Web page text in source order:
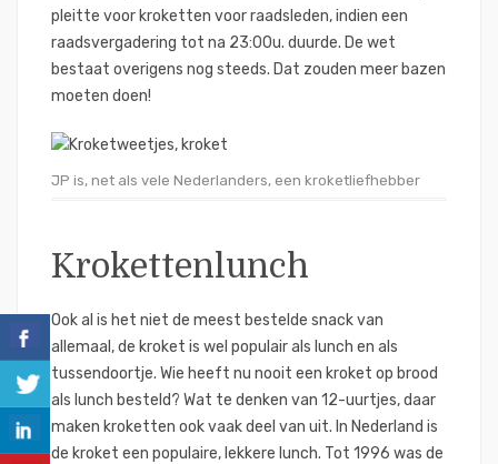
pleitte voor kroketten voor raadsleden, indien een
raadsvergadering tot na 23:00u. duurde. De wet
bestaat overigens nog steeds. Dat zouden meer bazen
moeten doen!
JP is, net als vele Nederlanders, een kroketliefhebber
Krokettenlunch
Ook al is het niet de meest bestelde snack van
allemaal, de kroket is wel populair als lunch en als
tussendoortje. Wie heeft nu nooit een kroket op brood
als lunch besteld? Wat te denken van 12-uurtjes, daar
maken kroketten ook vaak deel van uit. In Nederland is
de kroket een populaire, lekkere lunch. Tot 1996 was de